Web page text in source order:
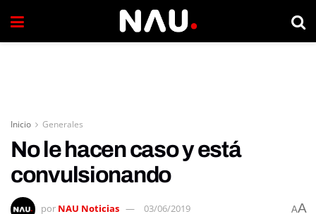
Inicio Generales
No le hacen caso y está
convulsionando
por NAU Noticias 03/06/2019 AA